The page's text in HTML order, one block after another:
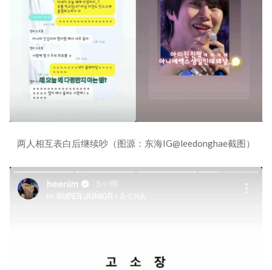
两人相互表白后继续吵（图源：东海IG@leedonghae截图）